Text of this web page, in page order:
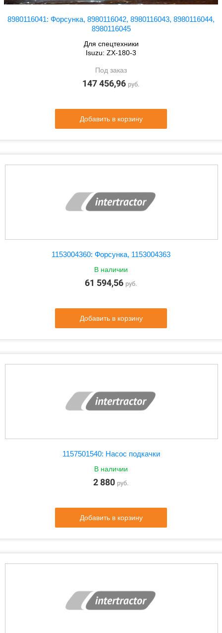
8980116041: Форсунка, 8980116042, 8980116043, 8980116044,
8980116045
Для спецтехники
Isuzu: ZX-180-3
Под заказ
147 456,96 руб.
Добавить в корзину
1153004360: Форсунка, 1153004363
В наличии
61 594,56 руб.
Добавить в корзину
1157501540: Насос подкачки
В наличии
2 880 руб.
Добавить в корзину